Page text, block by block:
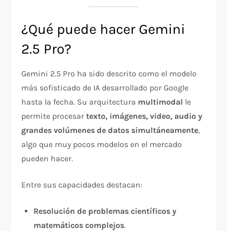
¿Qué puede hacer Gemini
2.5 Pro?
Gemini 2.5 Pro ha sido descrito como el modelo
más sofisticado de IA desarrollado por Google
hasta la fecha. Su arquitectura multimodal le
permite procesartexto, imágenes, video, audio y
grandes volúmenes de datos simultáneamente,
algo que muy pocos modelos en el mercado
pueden hacer.
Entre sus capacidades destacan:
Resolución de problemas científicos y
matemáticos complejos.